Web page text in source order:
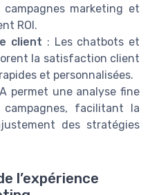
marketing et
ROI.
client : Les chatbots et
la satisfaction client
et personnalisées.
permet une analyse fine
facilitant la
des stratégies
l’expérience